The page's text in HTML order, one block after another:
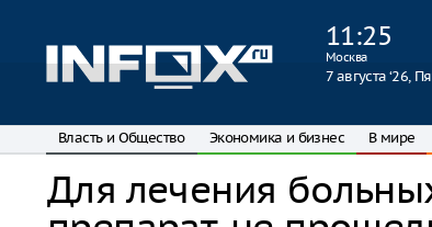
11:25
Москва
7 августа ‘26,
Власть и Общество Экономика и бизнес В мире
Для лечения